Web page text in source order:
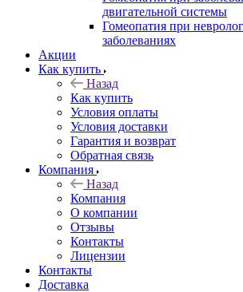
двигательной системы
Гомеопатия при
заболеваниях
Акции
Как купить
Назад
Как купить
Условия оплаты
Условия доставки
Гарантия и возврат
Обратная связь
Компания
Назад
Компания
О компании
Отзывы
Контакты
Лицензии
Контакты
Доставка